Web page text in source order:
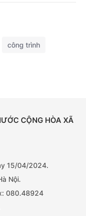
công trình
CỘNG HÒA XÃ
15/04/2024.
Nội.
080.48924